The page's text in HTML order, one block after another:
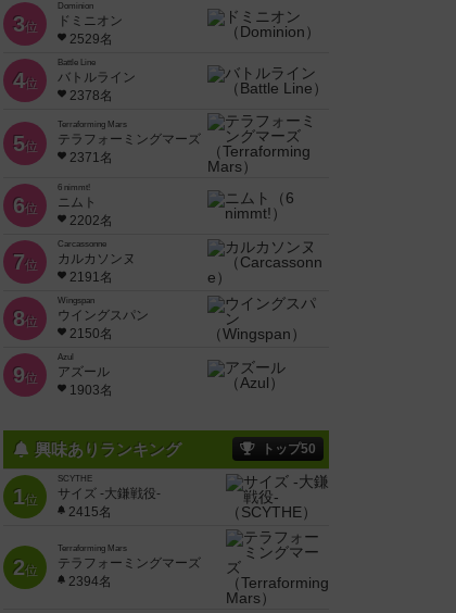
3位
Dominion
ドミニオン
2529名
4位
Battle Line
バトルライン
2378名
5位
Terraforming Mars
テラフォーミングマーズ
2371名
6位
6 nimmt!
ニムト
2202名
7位
Carcassonne
カルカソンヌ
2191名
8位
Wingspan
ウイングスパン
2150名
9位
Azul
アズール
1903名
興味ありランキング トップ50
1位
SCYTHE
サイズ -大鎌戦役-
2415名
2位
Terraforming Mars
テラフォーミングマーズ
2394名